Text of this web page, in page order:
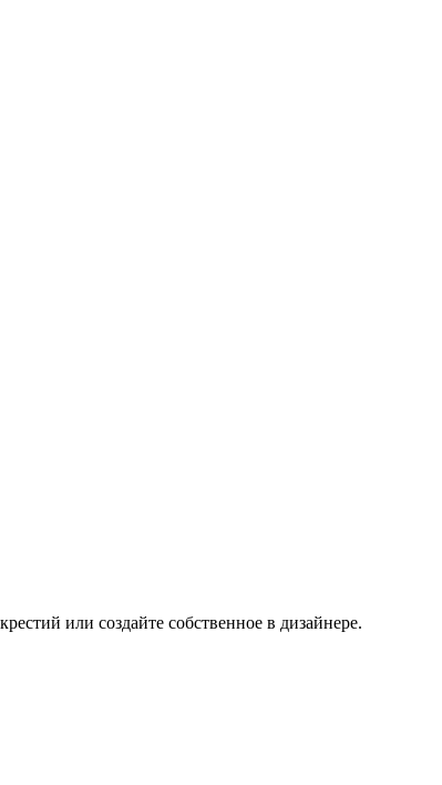
или создайте собственное в дизайнере.